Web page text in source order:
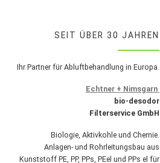
SEIT ÜBER 30 JAHREN
Ihr Partner für Abluftbehandlung in Europa.
Echtner + Nimsgarn
bio-desodor
Filterservice GmbH
Biologie, Aktivkohle und Chemie.
Anlagen- und Rohrleitungsbau aus
Kunststoff PE, PP, PPs, PEel und PPs el für